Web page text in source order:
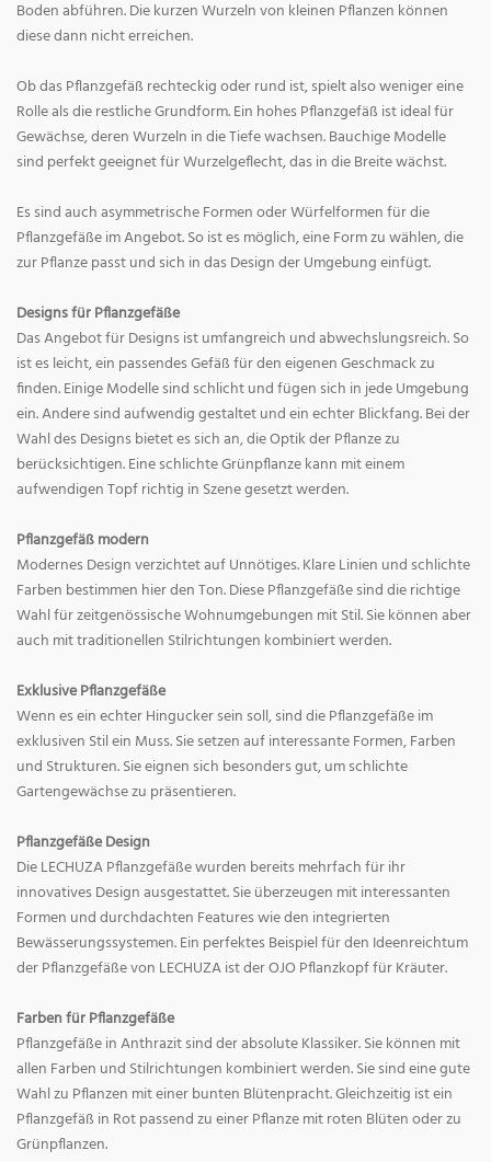
Boden abführen. Die kurzen Wurzeln von kleinen Pflanzen können
diese dann nicht erreichen.
Ob das Pflanzgefäß rechteckig oder rund ist, spielt also weniger eine
Rolle als die restliche Grundform. Ein hohes Pflanzgefäß ist ideal für
Gewächse, deren Wurzeln in die Tiefe wachsen. Bauchige Modelle
sind perfekt geeignet für Wurzelgeflecht, das in die Breite wächst.
Es sind auch asymmetrische Formen oder Würfelformen für die
Pflanzgefäße im Angebot. So ist es möglich, eine Form zu wählen, die
zur Pflanze passt und sich in das Design der Umgebung einfügt.
Designs für Pflanzgefäße
Das Angebot für Designs ist umfangreich und abwechslungsreich. So
ist es leicht, ein passendes Gefäß für den eigenen Geschmack zu
finden. Einige Modelle sind schlicht und fügen sich in jede Umgebung
ein. Andere sind aufwendig gestaltet und ein echter Blickfang. Bei der
Wahl des Designs bietet es sich an, die Optik der Pflanze zu
berücksichtigen. Eine schlichte Grünpflanze kann mit einem
aufwendigen Topf richtig in Szene gesetzt werden.
Pflanzgefäß modern
Modernes Design verzichtet auf Unnötiges. Klare Linien und schlichte
Farben bestimmen hier den Ton. Diese Pflanzgefäße sind die richtige
Wahl für zeitgenössische Wohnumgebungen mit Stil. Sie können aber
auch mit traditionellen Stilrichtungen kombiniert werden.
Exklusive Pflanzgefäße
Wenn es ein echter Hingucker sein soll, sind die Pflanzgefäße im
exklusiven Stil ein Muss. Sie setzen auf interessante Formen, Farben
und Strukturen. Sie eignen sich besonders gut, um schlichte
Gartengewächse zu präsentieren.
Pflanzgefäße Design
Die LECHUZA Pflanzgefäße wurden bereits mehrfach für ihr
innovatives Design ausgestattet. Sie überzeugen mit interessanten
Formen und durchdachten Features wie den integrierten
Bewässerungssystemen. Ein perfektes Beispiel für den Ideenreichtum
der Pflanzgefäße von LECHUZA ist der OJO Pflanzkopf für Kräuter.
Farben für Pflanzgefäße
Pflanzgefäße in Anthrazit sind der absolute Klassiker. Sie können mit
allen Farben und Stilrichtungen kombiniert werden. Sie sind eine gute
Wahl zu Pflanzen mit einer bunten Blütenpracht. Gleichzeitig ist ein
Pflanzgefäß in Rot passend zu einer Pflanze mit roten Blüten oder zu
Grünpflanzen.